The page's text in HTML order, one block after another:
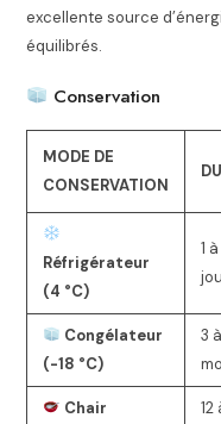
excellente source
équilibrés.
Conservation
MODE DE
CONSERVATION
Réfrigérateur
(4 °C)
1
Congélateur
(-18 °C)
3
Chair
12